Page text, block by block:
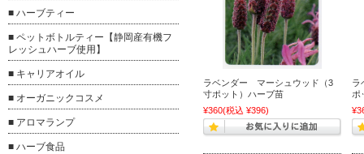
ラベンダー マーシュウッド（3
寸ポット）ハーブ苗
¥360(税込 ¥396)
ラ
ポ
■ ハーブティー
■ ペットボトルティー【静岡産有機フ
レッシュハーブ使用】
■ キャリアオイル
■ オーガニックコスメ
■ アロマランプ
■ ハーブ食品